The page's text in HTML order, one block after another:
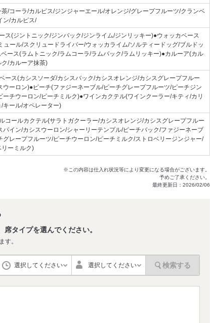
茶/コーラ/カルピス/ジンジャーエール/オレンジ/グレープフルーツ/クランベ
ン/カルピス/
ス(ジントニック/ジンバック/ジンライム/ジンリッキー)●ウォッカベース
ュール/スクリュードライバー/ウォッカライム/ソルティードッグ/ブルドッ
ース(ラムトニック/ラムコーラ/ラムバック/ラムリッキー)●カルーア(カル
ク/カルーア抹茶)
ース(カシスソーダ/カシスバック/カシスオレンジ/カシスグレープフルー
ウーロン)●ピーチ(ファジーネーブル/ピーチグレープフルーツ/ピーチジン
ーチウーロン/ピーチミルク)●ワインカクテル(ワインクーラー/キティ/カリ
/キール/オペレーター)
コールカクテル(サラトガクーラー/カシスオレンジ/カシスグレープフルー
パイン/カシスウーロン/シャーリーテンプル/ピーチバック/ファジーネーブ
グレープフルーツ/ピーチウーロン/ピーチミルク/ストロベリージンジャー/
リーミルク)
※この内容は仕入れ状況等により変更になる場合がございます。
予めご了承ください。
最終更新日：2026/02/06
タイプを選んでください。
す。
選択してください 選択してください 検索する